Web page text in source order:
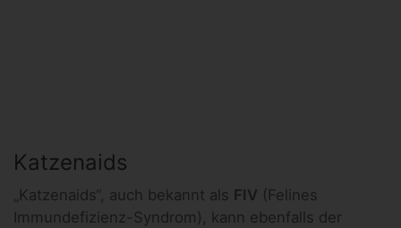
Katzenaids
„Katzenaids“, auch bekannt als FIV (Felines
Immundefizienz-Syndrom), kann ebenfalls der